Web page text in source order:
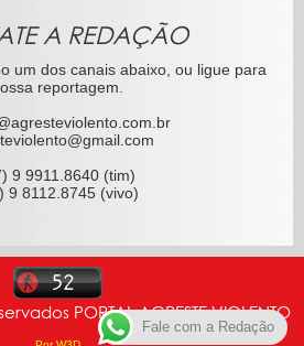
A REDAÇÃO
um dos canais abaixo, ou ligue para
reportagem.
9 9911.8640 (tim)
9 8112.8745 (vivo)
PORTAL AGRESTE VIOLENTO
Fale com a Redação